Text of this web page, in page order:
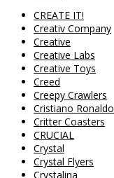
CREATE IT!
Creativ Company
Creative
Creative Labs
Creative Toys
Creed
Creepy Crawlers
Cristiano Ronaldo
Critter Coasters
CRUCIAL
Crystal
Crystal Flyers
Crystalina